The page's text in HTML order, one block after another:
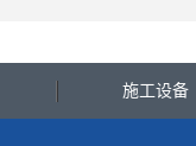
施工设备